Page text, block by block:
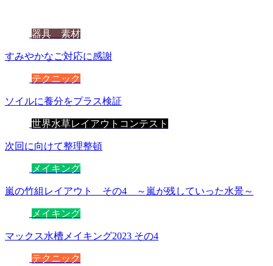
器具 素材
すみやかなご対応に感謝
テクニック
ソイルに養分をプラス検証
世界水草レイアウトコンテスト
次回に向けて整理整頓
メイキング
嵐の竹組レイアウト その4 ～嵐が残していった水景～
メイキング
マックス水槽メイキング2023 その4
テクニック